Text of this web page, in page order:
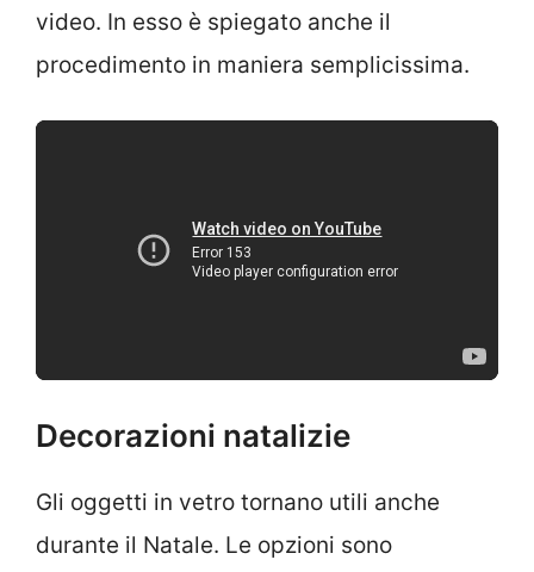
video. In esso è spiegato anche il
procedimento in maniera semplicissima.
Decorazioni natalizie
Gli oggetti in vetro tornano utili anche
durante il Natale. Le opzioni sono